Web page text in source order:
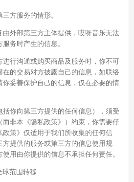
方服务的情形。
外部第三方主体提供，哎呀音乐无法
务时产生的信息。
行沟通或购买商品及服务时，你不可
的交易对方披露自己的信息，如联络
妥善保护自己的信息，仅在必要的情
你向第三方提供的任何信息），须受
非本《隐私政策》）约束，你需要仔
策》仅适用于我们所收集的任何信
方提供的服务或第三方的信息使用规
用由你提供的信息不承担任何责任。
球范围转移